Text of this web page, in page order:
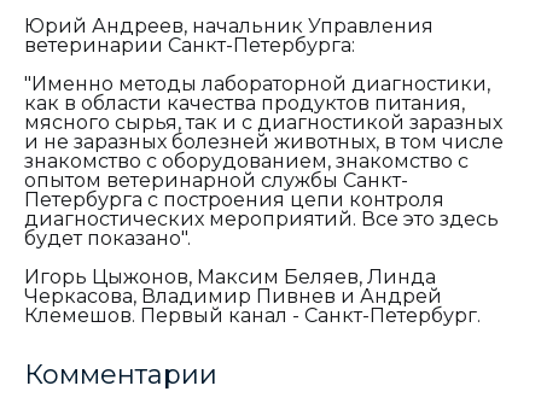
Юрий Андреев, начальник Управления
ветеринарии Санкт-Петербурга:
"Именно методы лабораторной диагностики,
как в области качества продуктов питания,
мясного сырья, так и с диагностикой заразных
и не заразных болезней животных, в том числе
знакомство с оборудованием, знакомство с
опытом ветеринарной службы Санкт-
Петербурга с построения цепи контроля
диагностических мероприятий. Все это здесь
будет показано".
Игорь Цыжонов, Максим Беляев, Линда
Черкасова, Владимир Пивнев и Андрей
Клемешов. Первый канал - Санкт-Петербург.
Комментарии